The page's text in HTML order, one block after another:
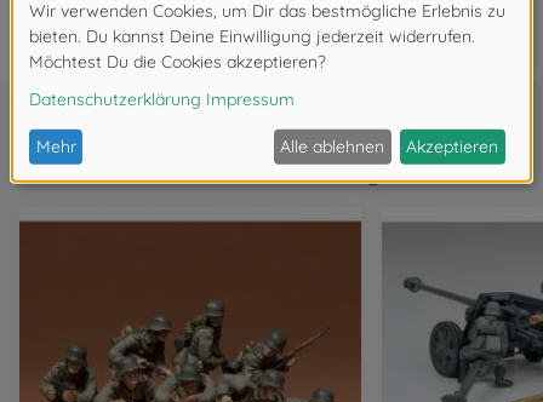
FAQ
Wird oft zusammen gekauft